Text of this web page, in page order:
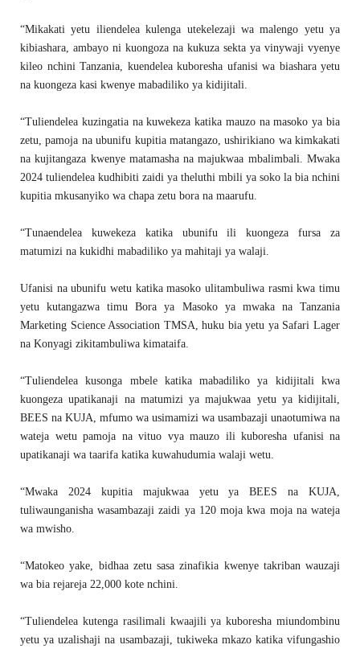
“Mikakati yetu iliendelea kulenga utekelezaji wa malengo yetu ya
kibiashara, ambayo ni kuongoza na kukuza sekta ya vinywaji vyenye
kileo nchini Tanzania, kuendelea kuboresha ufanisi wa biashara yetu
na kuongeza kasi kwenye mabadiliko ya kidijitali.
“Tuliendelea kuzingatia na kuwekeza katika mauzo na masoko ya bia
zetu, pamoja na ubunifu kupitia matangazo, ushirikiano wa kimkakati
na kujitangaza kwenye matamasha na majukwaa mbalimbali. Mwaka
2024 tuliendelea kudhibiti zaidi ya theluthi mbili ya soko la bia nchini
kupitia mkusanyiko wa chapa zetu bora na maarufu.
“Tunaendelea kuwekeza katika ubunifu ili kuongeza fursa za
matumizi na kukidhi mabadiliko ya mahitaji ya walaji.
Ufanisi na ubunifu wetu katika masoko ulitambuliwa rasmi kwa timu
yetu kutangazwa timu Bora ya Masoko ya mwaka na Tanzania
Marketing Science Association TMSA, huku bia yetu ya Safari Lager
na Konyagi zikitambuliwa kimataifa.
“Tuliendelea kusonga mbele katika mabadiliko ya kidijitali kwa
kuongeza upatikanaji na matumizi ya majukwaa yetu ya kidijitali,
BEES na KUJA, mfumo wa usimamizi wa usambazaji unaotumiwa na
wateja wetu pamoja na vituo vya mauzo ili kuboresha ufanisi na
upatikanaji wa taarifa katika kuwahudumia walaji wetu.
“Mwaka 2024 kupitia majukwaa yetu ya BEES na KUJA,
tuliwaunganisha wasambazaji zaidi ya 120 moja kwa moja na wateja
wa mwisho.
“Matokeo yake, bidhaa zetu sasa zinafikia kwenye takriban wauzaji
wa bia rejareja 22,000 kote nchini.
“Tuliendelea kutenga rasilimali kwaajili ya kuboresha miundombinu
yetu ya uzalishaji na usambazaji, tukiweka mkazo katika vifungashio